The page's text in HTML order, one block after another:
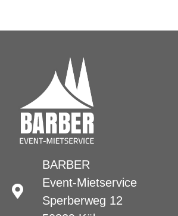
BARBER
Event-Mietservice
Sperberweg 12